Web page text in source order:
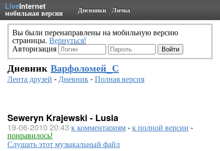
LiveInternet
мобильная версия Дневники Личка
Вы были перенаправлены на мобильную версию
страницы. Вернуться!
Авторизация
Дневник Варфоломей_С
Лента друзей -Дневник-Полная версия
Seweryn Krajewski - Lusia
19-06-2010 20:43 к комментариям-к полной версии -
понравилось!
Слушать этот музыкальный файл